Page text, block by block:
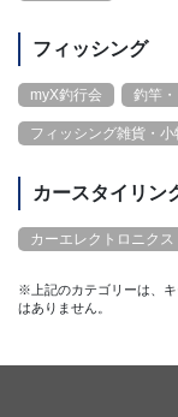
フィッシング
myX釣行会 釣竿
フィッシング雑貨・小
カースタイリン
カーエレクトロニクス
※上記のカテゴリーは、
はありません。